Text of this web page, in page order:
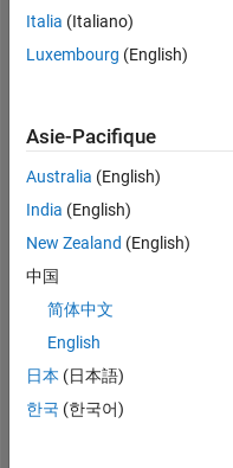
in
skill
No
Italia (Italiano)
Luxembourg (English)
Asie-Pacifique
Australia (English)
India (English)
New Zealand (English)
中国
简体中文
English
日本 (日本語)
한국 (한국어)